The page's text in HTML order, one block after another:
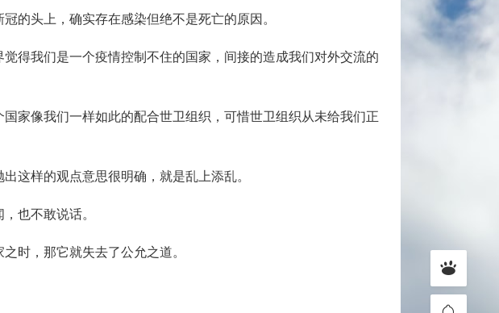
的头上，确实存在感染但绝不是死亡的原因。
得我们是一个疫情控制不住的国家，间接的造成我们对外交流的
家像我们一样如此的配合世卫组织，可惜世卫组织从未给我们正
这样的观点意思很明确，就是乱上添乱。
也不敢说话。
时，那它就失去了公允之道。